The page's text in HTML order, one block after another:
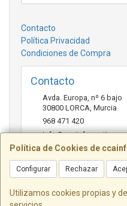
Política de Cookies de
Configurar Rechazar
Utilizamos cookies propias y
Contacto
Política Privacidad
Condiciones de Compra
Contacto
Avda. Europa, nº 6 bajo
30800 LORCA Murcia
968 471 420
info@ccainformatica.es
Horario
L-V: 9:30 h a 14 h - 16:30 h